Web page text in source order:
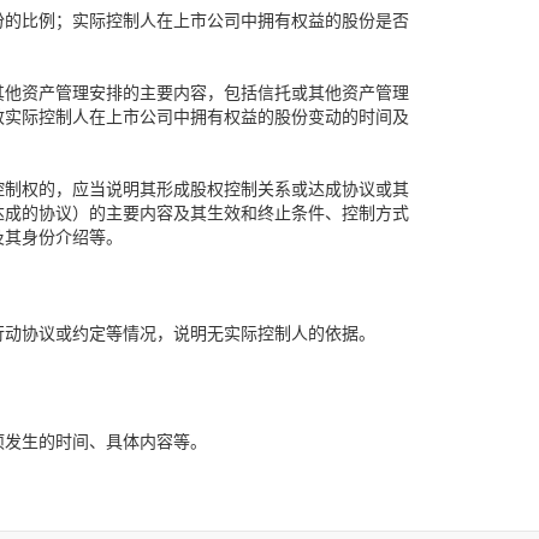
比例；实际控制人在上市公司中拥有权益的股份是否
资产管理安排的主要内容，包括信托或其他资产管理
际控制人在上市公司中拥有权益的股份变动的时间及
权的，应当说明其形成股权控制关系或达成协议或其
的协议）的主要内容及其生效和终止条件、控制方式
身份介绍等。
协议或约定等情况，说明无实际控制人的依据。
生的时间、具体内容等。